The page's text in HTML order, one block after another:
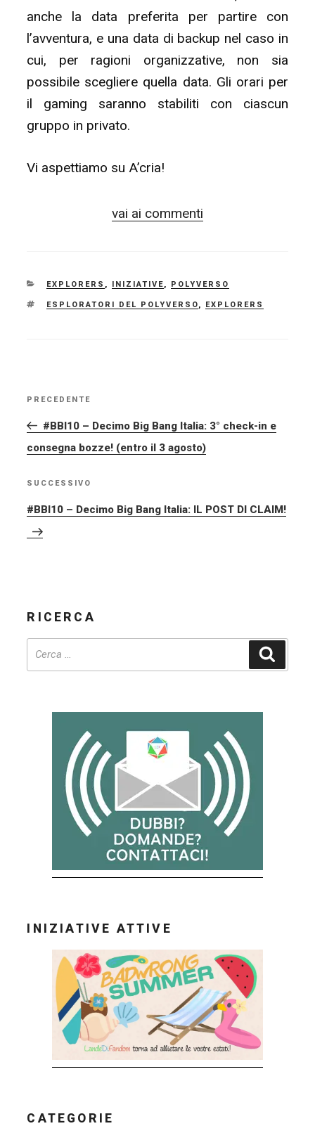
anche la data preferita per partire con
l’avventura, e una data di backup nel caso in
cui, per ragioni organizzative, non sia
possibile scegliere quella data. Gli orari per
il gaming saranno stabiliti con ciascun
gruppo in privato.
Vi aspettiamo su A’cria!
vai ai commenti
CATEGORIE
EXPLORERS , INIZIATIVE, POLYVERSO
TAG
ESPLORATORI DEL POLYVERSO, EXPLORERS
Articolo
precedente:
PRECEDENTE
#BBI10 – Decimo Big Bang Italia: 3° check-in e
consegna bozze! (entro il 3 agosto)
Articolo
successivo
SUCCESSIVO
#BBI10 – Decimo Big Bang Italia: IL POST DI CLAIM!
RICERCA
INIZIATIVE ATTIVE
CATEGORIE